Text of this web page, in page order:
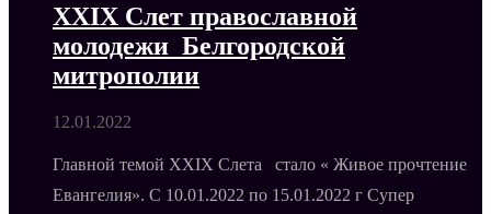
XXIX Слет православной
молодежи Белгородской
митрополии
12.01.2022
Главной темой XXIX Слета стало « Живое прочтение
Евангелия». С 10.01.2022 по 15.01.2022 г Супер